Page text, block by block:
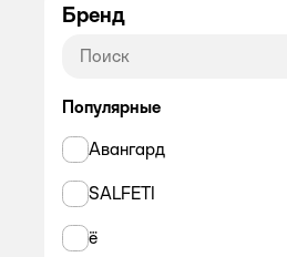
Бренд
Популярные
Авангард
SALFETI
ё